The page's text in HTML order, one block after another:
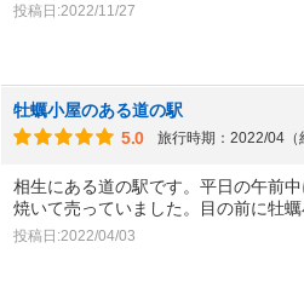
投稿日:2022/11/27
牡蠣小屋のある道の駅
5.0
旅行時期：2022/04（
相生にある道の駅です。平日の午前
焼いて売っていました。目の前に牡
投稿日:2022/04/03